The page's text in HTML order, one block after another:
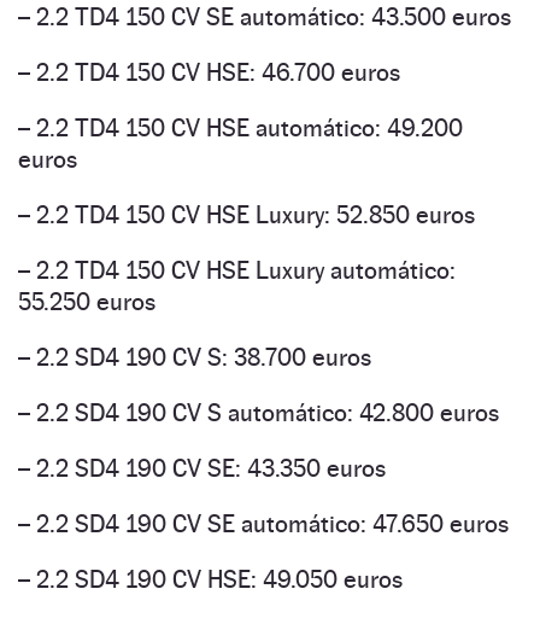
– 2.2 TD4 150 CV SE automático: 43.500 euros
– 2.2 TD4 150 CV HSE: 46.700 euros
– 2.2 TD4 150 CV HSE automático: 49.200
euros
– 2.2 TD4 150 CV HSE Luxury: 52.850 euros
– 2.2 TD4 150 CV HSE Luxury automático:
55.250 euros
– 2.2 SD4 190 CV S: 38.700 euros
– 2.2 SD4 190 CV S automático: 42.800 euros
– 2.2 SD4 190 CV SE: 43.350 euros
– 2.2 SD4 190 CV SE automático: 47.650 euros
– 2.2 SD4 190 CV HSE: 49.050 euros